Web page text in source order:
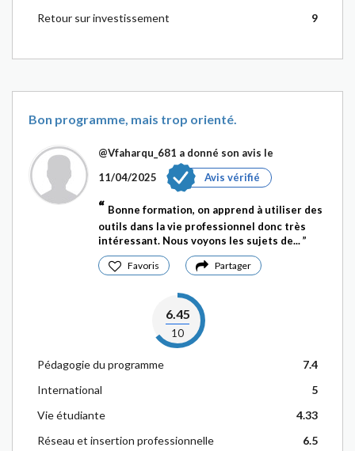
Retour sur investissement
9
Bon programme, mais trop orienté.
@Vfaharqu_681 a donné son avis le
11/04/2025
Avis vérifié
Bonne formation, on apprend à utiliser des
outils dans la vie professionnel donc très
intéressant. Nous voyons les sujets de...
Favoris Partager
6.45
10
Pédagogie du programme
7.4
International
5
Vie étudiante
4.33
Réseau et insertion professionnelle
6.5